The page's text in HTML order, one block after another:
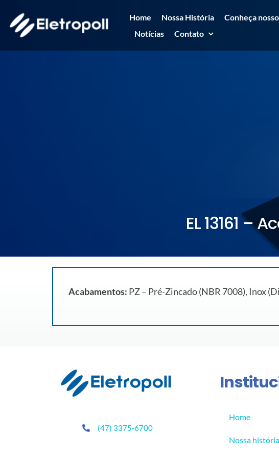
para
Home Nossa História
Conheça
Notícias
Contato
EL 13161 –
Acabamentos: PZ – Pré-Zincado (NBR 7008), Inox
(47) 3375-6700
Home
Nossa história